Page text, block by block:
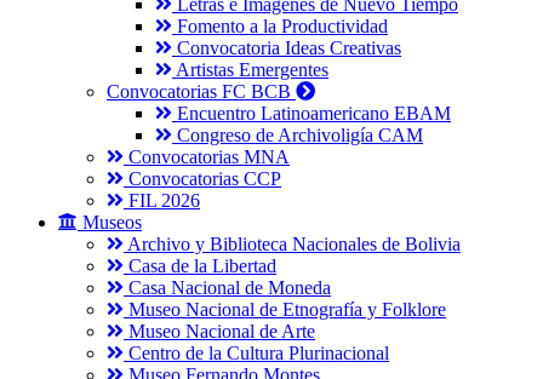
Letras e Imágenes de Nuevo Tiempo
Fomento a la Productividad
Convocatoria Ideas Creativas
Artistas Emergentes
Convocatorias FC BCB
Encuentro Latinoamericano EBAM
Congreso de Archivoligía CAM
Convocatorias MNA
Convocatorias CCP
FIL 2026
Museos
Archivo y Biblioteca Nacionales de Bolivia
Casa de la Libertad
Casa Nacional de Moneda
Museo Nacional de Etnografía y Folklore
Museo Nacional de Arte
Centro de la Cultura Plurinacional
Museo Fernando Montes